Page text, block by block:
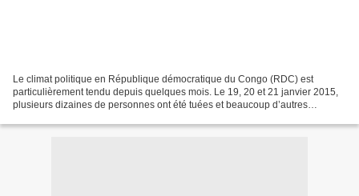
Le climat politique en République démocratique du Congo (RDC) est
particulièrement tendu depuis quelques mois. Le 19, 20 et 21 janvier 2015,
plusieurs dizaines de personnes ont été tuées et beaucoup d’autres